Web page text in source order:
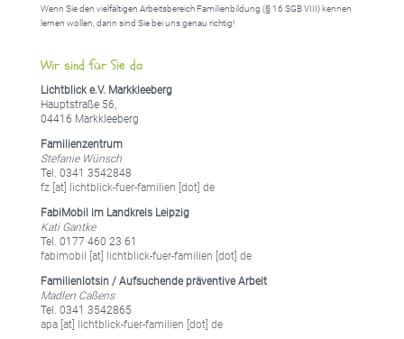
Wenn Sie den vielfältigen Arbeitsbereich Familienbildung (§ 16 SGB VIII) kennen
lernen wollen, dann sind Sie bei uns genau richtig!
Wir sind für Sie da
Lichtblick e.V. Markkleeberg
Hauptstraße 56,
04416 Markkleeberg
Familienzentrum
Stefanie Wünsch
Tel. 0341 3542848
fz [at] lichtblick-fuer-familien [dot] de
FabiMobil im Landkreis Leipzig
Kati Gantke
Tel. 0177 460 23 61
fabimobil [at] lichtblick-fuer-familien [dot] de
Familienlotsin / Aufsuchende präventive Arbeit
Madlen Caßens
Tel. 0341 3542865
apa [at] lichtblick-fuer-familien [dot] de